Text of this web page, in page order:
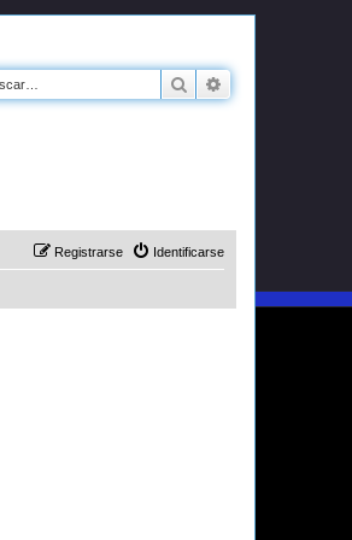
Buscar
Identificarse
Registrarse